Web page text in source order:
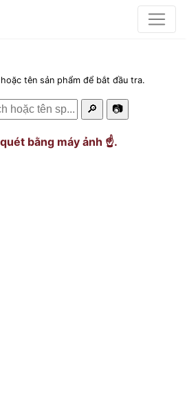
tên sản phẩm để bắt đầu tra.
🔎 📷
bằng máy ảnh ☝️.